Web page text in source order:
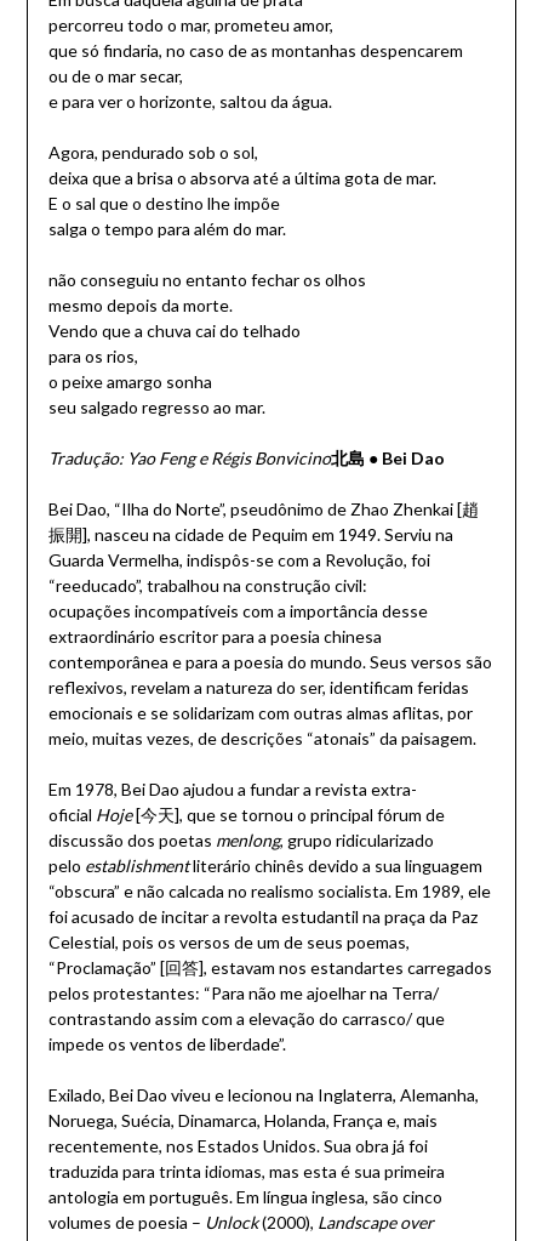
percorreu todo o mar, prometeu amor,
que só findaria, no caso de as montanhas despencarem
ou de o mar secar,
e para ver o horizonte, saltou da água.
Agora, pendurado sob o sol,
deixa que a brisa o absorva até a última gota de mar.
E o sal que o destino lhe impõe
salga o tempo para além do mar.
não conseguiu no entanto fechar os olhos
mesmo depois da morte.
Vendo que a chuva cai do telhado
para os rios,
o peixe amargo sonha
seu salgado regresso ao mar.
Tradução: Yao Feng e Régis Bonvicino北島 ● Bei Dao
Bei Dao, “Ilha do Norte”, pseudônimo de Zhao Zhenkai [趙
振開], nasceu na cidade de Pequim em 1949. Serviu na
Guarda Vermelha, indispôs-se com a Revolução, foi
“reeducado”, trabalhou na construção civil:
ocupações incompatíveis com a importância desse
extraordinário escritor para a poesia chinesa
contemporânea e para a poesia do mundo. Seus versos são
reflexivos, revelam a natureza do ser, identificam feridas
emocionais e se solidarizam com outras almas aflitas, por
meio, muitas vezes, de descrições “atonais” da paisagem.
Em 1978, Bei Dao ajudou a fundar a revista extra-
oficial Hoje[今天], que se tornou o principal fórum de
discussão dos poetas menlong, grupo ridicularizado
pelo establishmentliterário chinês devido a sua linguagem
“obscura” e não calcada no realismo socialista. Em 1989, ele
foi acusado de incitar a revolta estudantil na praça da Paz
Celestial, pois os versos de um de seus poemas,
“Proclamação” [回答], estavam nos estandartes carregados
pelos protestantes: “Para não me ajoelhar na Terra/
contrastando assim com a elevação do carrasco/ que
impede os ventos de liberdade”.
Exilado, Bei Dao viveu e lecionou na Inglaterra, Alemanha,
Noruega, Suécia, Dinamarca, Holanda, França e, mais
recentemente, nos Estados Unidos. Sua obra já foi
traduzida para trinta idiomas, mas esta é sua primeira
antologia em português. Em língua inglesa, são cinco
volumes de poesia – Unlock(2000), Landscape over